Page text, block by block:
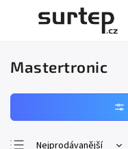
Mastertronic
Nejprodávanější